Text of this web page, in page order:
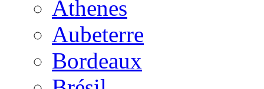
Athenes
Aubeterre
Bordeaux